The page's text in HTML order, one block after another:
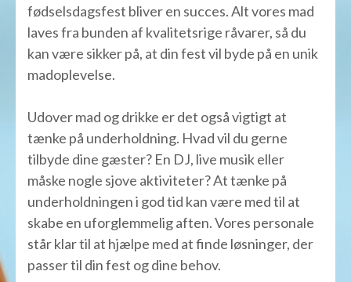
fødselsdagsfest bliver en succes. Alt vores mad
laves fra bunden af kvalitetsrige råvarer, så du
kan være sikker på, at din fest vil byde på en unik
madoplevelse.
Udover mad og drikke er det også vigtigt at
tænke på underholdning. Hvad vil du gerne
tilbyde dine gæster? En DJ, live musik eller
måske nogle sjove aktiviteter? At tænke på
underholdningen i god tid kan være med til at
skabe en uforglemmelig aften. Vores personale
står klar til at hjælpe med at finde løsninger, der
passer til din fest og dine behov.